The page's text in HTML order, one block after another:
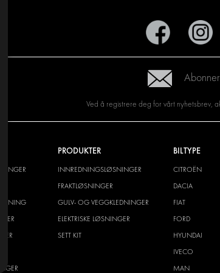
Ved å registrere deg for vårt nyhetsbrev,
PRODUKTER
INNREDNINGSLØSNINGER
FRAKTLØSNINGER
GULV- OG VEGGKLEDNINGER
ELEKTRISKE LØSNINGER
SETT KIT
BILTYPE
CITROËN
DACIA
FIAT
FORD
HYUNDAI
IVECO
MAN